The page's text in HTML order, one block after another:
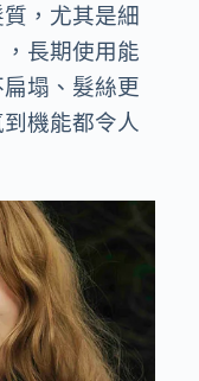
，尤其是細
長期使用能
塌、髮絲更
機能都令人